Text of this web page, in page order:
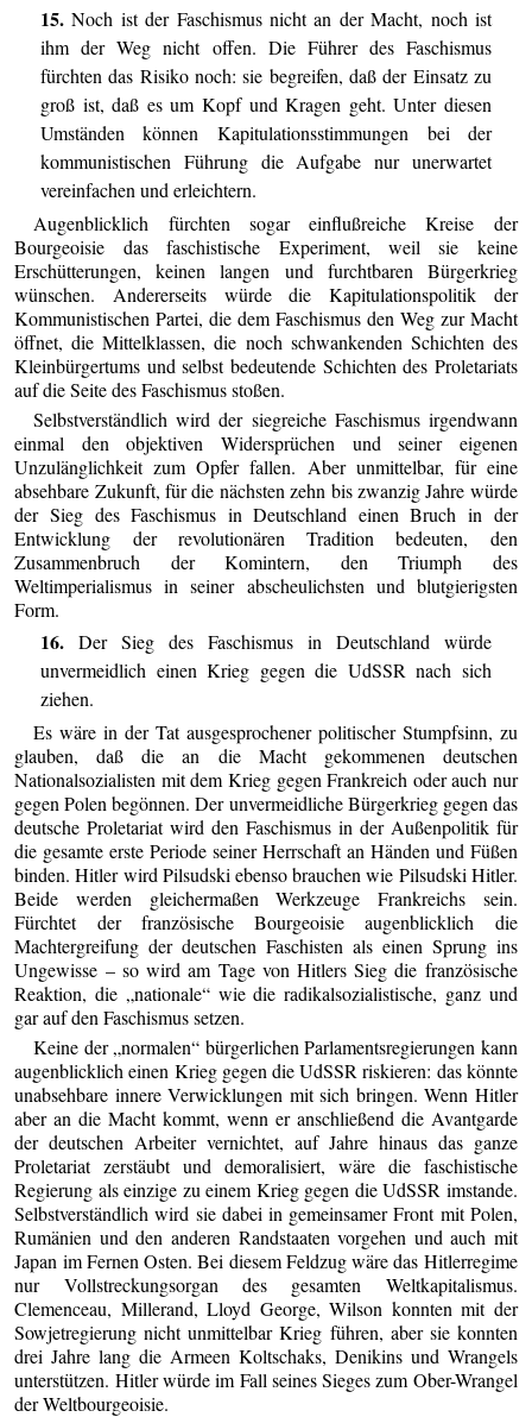
15.Noch ist der Faschismus nicht an der Macht, noch ist
ihm der Weg nicht offen. Die Führer des Faschismus
fürchten das Risiko noch: sie begreifen, daß der Einsatz zu
groß ist, daß es um Kopf und Kragen geht. Unter diesen
Umständen können Kapitulationsstimmungen bei der
kommunistischen Führung die Aufgabe nur unerwartet
vereinfachen und erleichtern.
Augenblicklich fürchten sogar einflußreiche Kreise der
Bourgeoisie das faschistische Experiment, weil sie keine
Erschütterungen, keinen langen und furchtbaren Bürgerkrieg
wünschen. Andererseits würde die Kapitulationspolitik der
Kommunistischen Partei, die dem Faschismus den Weg zur Macht
öffnet, die Mittelklassen, die noch schwankenden Schichten des
Kleinbürgertums und selbst bedeutende Schichten des Proletariats
auf die Seite des Faschismus stoßen.
Selbstverständlich wird der siegreiche Faschismus irgendwann
einmal den objektiven Widersprüchen und seiner eigenen
Unzulänglichkeit zum Opfer fallen. Aber unmittelbar, für eine
absehbare Zukunft, für die nächsten zehn bis zwanzig Jahre würde
der Sieg des Faschismus in Deutschland einen Bruch in der
Entwicklung der revolutionären Tradition bedeuten, den
Zusammenbruch der Komintern, den Triumph des
Weltimperialismus in seiner abscheulichsten und blutgierigsten
Form.
16.Der Sieg des Faschismus in Deutschland würde
unvermeidlich einen Krieg gegen die UdSSR nach sich
ziehen.
Es wäre in der Tat ausgesprochener politischer Stumpfsinn, zu
glauben, daß die an die Macht gekommenen deutschen
Nationalsozialisten mit dem Krieg gegen Frankreich oder auch nur
gegen Polen begönnen. Der unvermeidliche Bürgerkrieg gegen das
deutsche Proletariat wird den Faschismus in der Außenpolitik für
die gesamte erste Periode seiner Herrschaft an Händen und Füßen
binden. Hitler wird Pilsudski ebenso brauchen wie Pilsudski Hitler.
Beide werden gleichermaßen Werkzeuge Frankreichs sein.
Fürchtet der französische Bourgeoisie augenblicklich die
Machtergreifung der deutschen Faschisten als einen Sprung ins
Ungewisse – so wird am Tage von Hitlers Sieg die französische
Reaktion, die „nationale“ wie die radikalsozialistische, ganz und
gar auf den Faschismus setzen.
Keine der „normalen“ bürgerlichen Parlamentsregierungen kann
augenblicklich einen Krieg gegen die UdSSR riskieren: das könnte
unabsehbare innere Verwicklungen mit sich bringen. Wenn Hitler
aber an die Macht kommt, wenn er anschließend die Avantgarde
der deutschen Arbeiter vernichtet, auf Jahre hinaus das ganze
Proletariat zerstäubt und demoralisiert, wäre die faschistische
Regierung als einzige zu einem Krieg gegen die UdSSR imstande.
Selbstverständlich wird sie dabei in gemeinsamer Front mit Polen,
Rumänien und den anderen Randstaaten vorgehen und auch mit
Japan im Fernen Osten. Bei diesem Feldzug wäre das Hitlerregime
nur Vollstreckungsorgan des gesamten Weltkapitalismus.
Clemenceau, Millerand, Lloyd George, Wilson konnten mit der
Sowjetregierung nicht unmittelbar Krieg führen, aber sie konnten
drei Jahre lang die Armeen Koltschaks, Denikins und Wrangels
unterstützen. Hitler würde im Fall seines Sieges zum Ober-Wrangel
der Weltbourgeoisie.